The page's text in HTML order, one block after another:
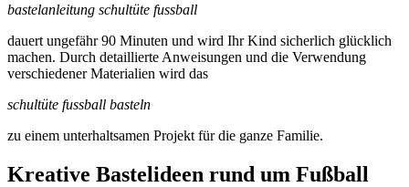
bastelanleitung schultüte fussball
dauert ungefähr 90 Minuten und wird Ihr Kind sicherlich glücklich
machen. Durch detaillierte Anweisungen und die Verwendung
verschiedener Materialien wird das
schultüte fussball basteln
zu einem unterhaltsamen Projekt für die ganze Familie.
Kreative Bastelideen rund um Fußball